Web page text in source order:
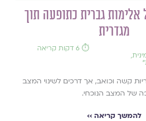
אלימות גברית כתופעה תוך
מגדרית
,
⏱️ 6 דקות קריאה
קשה וכואב, אך דרכים לשינוי המצב
של המצב הנוכחי.
להמשך קריאה ››